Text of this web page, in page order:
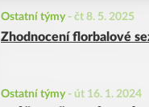
Ostatní týmy - čt 8. 5. 2025
Zhodnocení florbalové
Ostatní týmy - út 16. 1. 2024